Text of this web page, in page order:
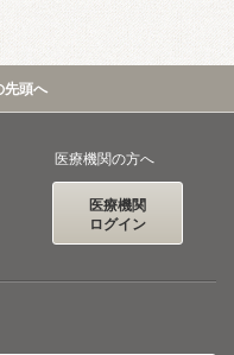
先頭へ
医療機関の方へ
医療機関
ログイン